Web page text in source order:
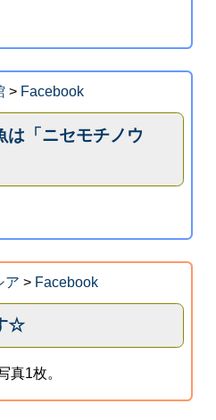
> Facebook
は「ニセモチノウ
ア > Facebook
☆
真1枚。